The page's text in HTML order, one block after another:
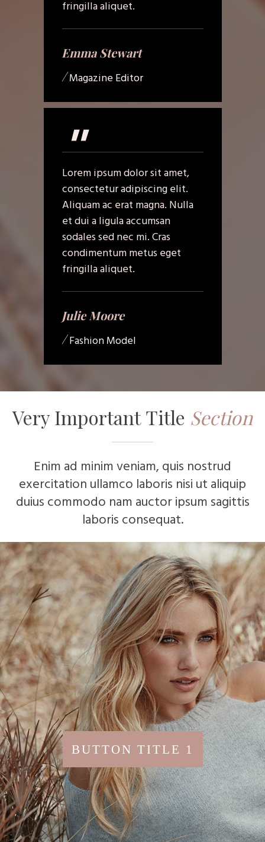
fringilla aliquet.
Emma Stewart
/Magazine Editor
"
Lorem ipsum dolor sit amet,
consectetur adipiscing elit.
Aliquam ac erat magna. Nulla
et dui a ligula accumsan
sodales sed nec mi. Cras
condimentum metus eget
fringilla aliquet.
Julie Moore
/Fashion Model
Very ImportantTitle Section
Enim ad minim veniam, quis nostrud
exercitation ullamco laboris nisi ut aliquip
duius commodo nam auctor ipsum sagittis
laboris consequat.
BUTTON TITLE 1